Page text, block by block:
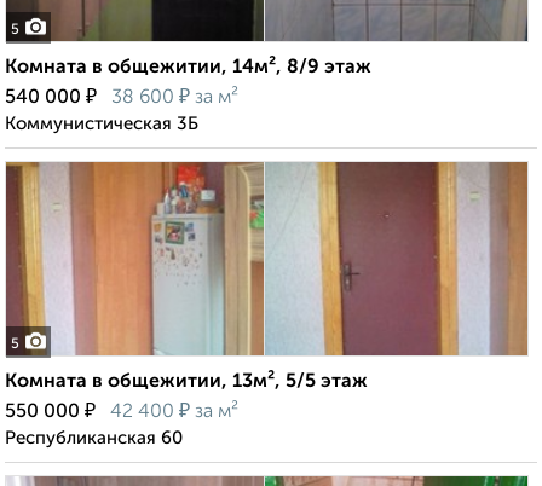
5
Комната в общежитии, 14м², 8/9 этаж
540 000 ₽ 38 600 ₽ за м²
Коммунистическая 3Б
5
Комната в общежитии, 13м², 5/5 этаж
550 000 ₽ 42 400 ₽ за м²
Республиканская 60